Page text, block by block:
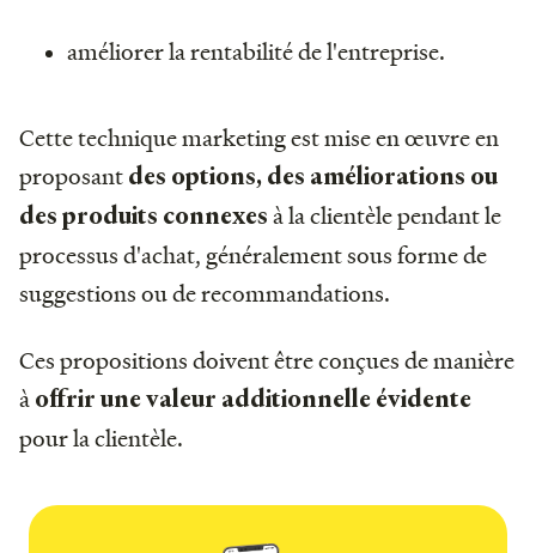
améliorer la rentabilité de l'entreprise.
Cette technique marketing est mise en œuvre en
proposant des options, des améliorations ou
des produits connexes à la clientèle pendant le
processus d'achat, généralement sous forme de
suggestions ou de recommandations.
Ces propositions doivent être conçues de manière
à offrir une valeur additionnelle évidente
pour la clientèle.